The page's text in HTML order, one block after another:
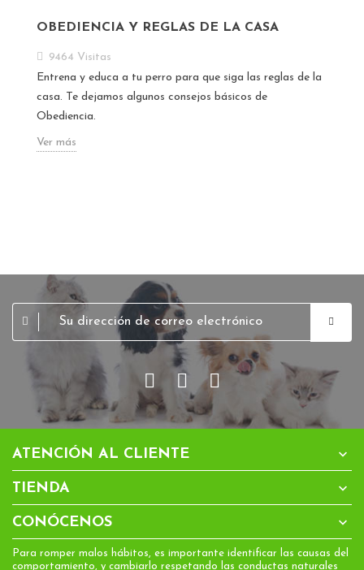
OBEDIENCIA Y REGLAS DE LA CASA
9464 Visitas
Entrena y educa a tu perro para que siga las reglas de la
casa. Te dejamos algunos consejos básicos de
Obediencia.
Ver más
ATENCIÓN AL CLIENTE 
TIENDA 
CONÓCENOS 
Para romper malos hábitos, es importante identificar las causas del
comportamiento, y cambiarlo respetando las conductas naturales